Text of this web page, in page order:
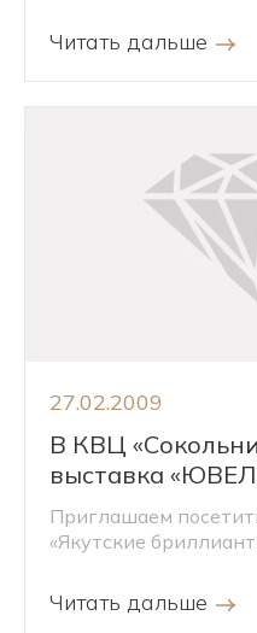
Читать дальше
27.02.2009
В КВЦ
выставка
Приглашаем
«Якутские
Читать дальше